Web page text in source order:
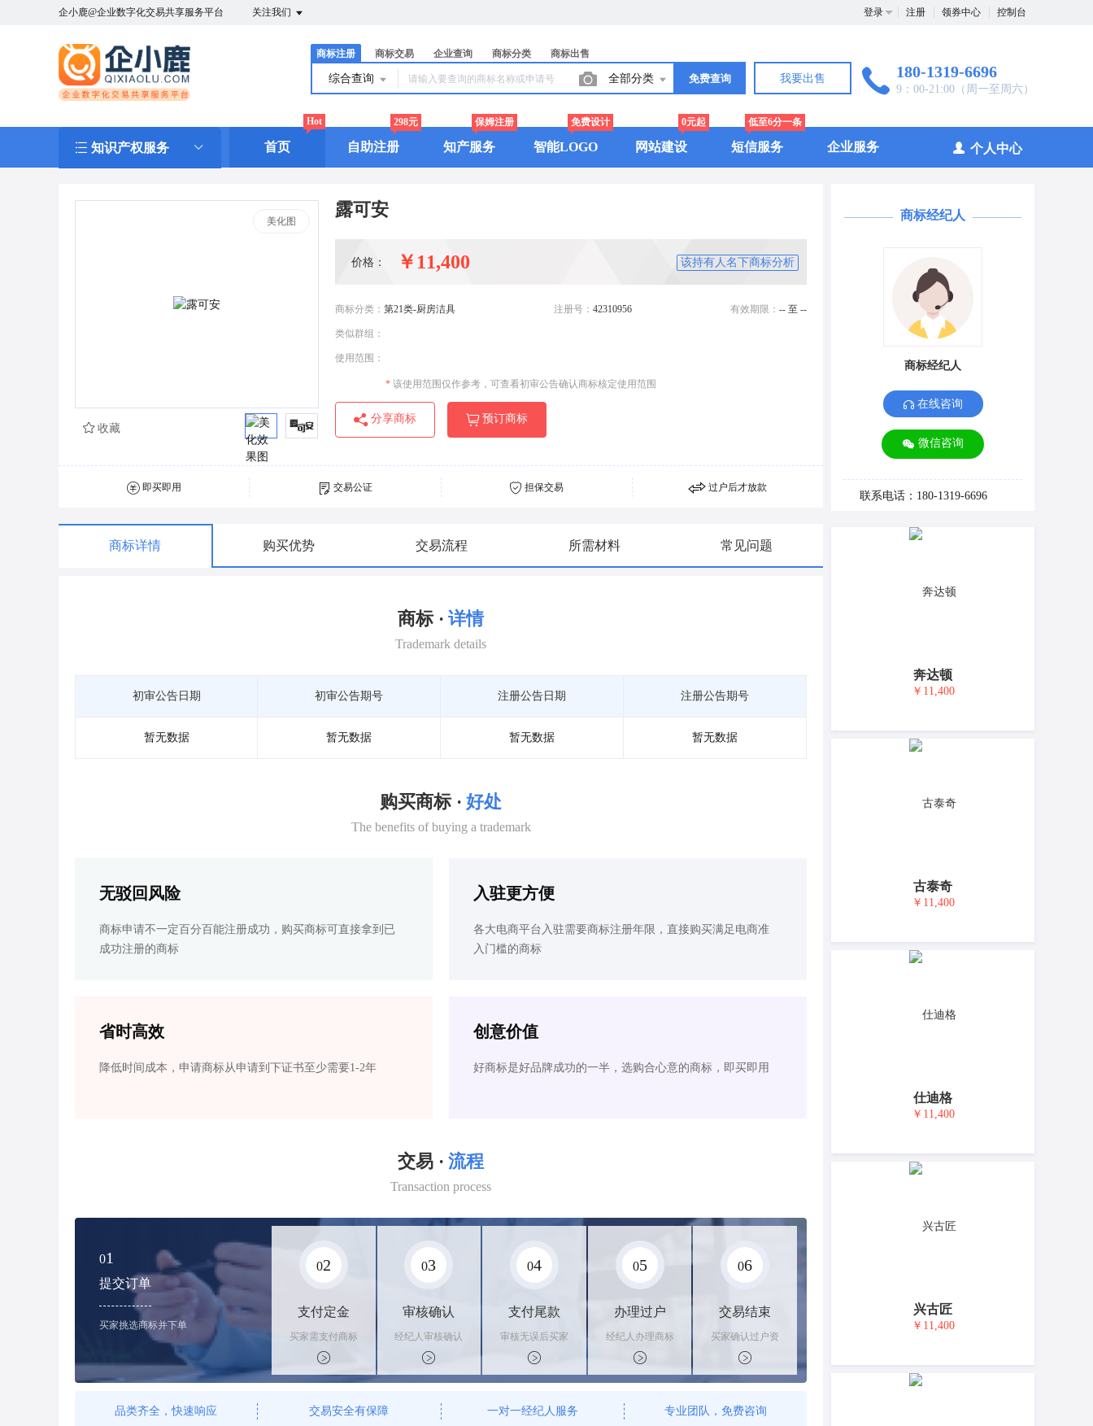
企小鹿@企业数字化交易共享服务平台 关注我们 登录 注册 领券中心 控制台
商标注册 商标交易 企业查询 商标分类 商标出售
综合查询 全部分类 免费查询 我要出售 180-1319-6696
9：00-21:00（周一至周六）
知识产权服务 首页
Hot
自助注册
298元
知产服务
保姆注册
智能LOGO
免费设计
网站建设
0元起
短信服务
低至6分一条
企业服务 个人中心
美化图
露可安
价格： ￥11,400 该持有人名下商标分析
商标分类： 第21类-厨房洁具 注册号： 42310956 有效期限： -- 至 --
类似群组：
使用范围：
* 该使用范围仅作参考，可查看初审公告确认商标核定使用范围
分享商标 预订商标
收藏
即买即用 交易公证 担保交易 过户后才放款
商标详情 购买优势 交易流程 所需材料 常见问题
商标 · 详情
Trademark details
初审公告日期 初审公告期号 注册公告日期 注册公告期号
暂无数据 暂无数据 暂无数据 暂无数据
购买商标 · 好处
The benefits of buying a trademark
无驳回风险
商标申请不一定百分百能注册成功，购买商标可直接拿到已
成功注册的商标
入驻更方便
各大电商平台入驻需要商标注册年限，直接购买满足电商准
入门槛的商标
省时高效
降低时间成本，申请商标从申请到下证书至少需要1-2年
创意价值
好商标是好品牌成功的一半，选购合心意的商标，即买即用
交易 · 流程
Transaction process
01
提交订单
买家挑选商标并下单
02
支付定金
买家需支付商标
标价的100%的
购买订金
03
审核确认
经纪人审核确认
商标状态
04
支付尾款
审核无误后买家
支付尾款，卖家
办理相关手续
05
办理过户
经纪人办理商标
转让手续，交付
相关证书
06
交易结束
买家确认过户资
料后，平台解冻
资金支付卖家
品类齐全，快速响应 交易安全有保障 一对一经纪人服务 专业团队，免费咨询
商标经纪人
商标经纪人
在线咨询
微信咨询
联系电话：180-1319-6696
奔达顿
￥11,400
古泰奇
￥11,400
仕迪格
￥11,400
兴古匠
￥11,400